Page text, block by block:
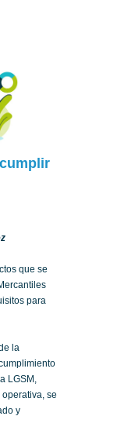
que se
para
la
LGSM,
se
y